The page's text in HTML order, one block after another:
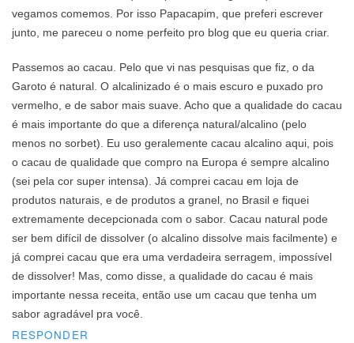
vegamos comemos. Por isso Papacapim, que preferi escrever
junto, me pareceu o nome perfeito pro blog que eu queria criar.
Passemos ao cacau. Pelo que vi nas pesquisas que fiz, o da
Garoto é natural. O alcalinizado é o mais escuro e puxado pro
vermelho, e de sabor mais suave. Acho que a qualidade do cacau
é mais importante do que a diferença natural/alcalino (pelo
menos no sorbet). Eu uso geralemente cacau alcalino aqui, pois
o cacau de qualidade que compro na Europa é sempre alcalino
(sei pela cor super intensa). Já comprei cacau em loja de
produtos naturais, e de produtos a granel, no Brasil e fiquei
extremamente decepcionada com o sabor. Cacau natural pode
ser bem difícil de dissolver (o alcalino dissolve mais facilmente) e
já comprei cacau que era uma verdadeira serragem, impossível
de dissolver! Mas, como disse, a qualidade do cacau é mais
importante nessa receita, então use um cacau que tenha um
sabor agradável pra você.
RESPONDER